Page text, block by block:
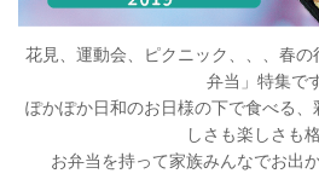
花見、 運動会、 ピクニック、、、春
弁当」特集で
ぽかぽか日和のお日様の下で食べる
しさも楽しさも格
お弁当を持って家族みんなでお出